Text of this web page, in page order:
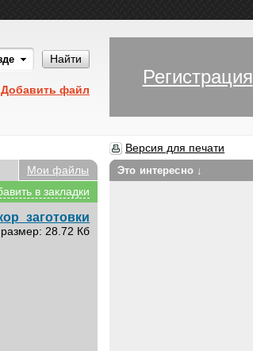
Найти
Добавить файл
Регистрация
Версия для печати
Мои файлы
в закладки
28.72 Кб
Это интересно ↓